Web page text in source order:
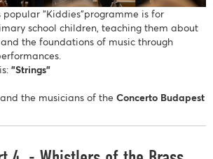
popular "Kiddies"programme is for
school children, teaching them about
the foundations of music through
"Strings"
the musicians of the Concerto Budapest